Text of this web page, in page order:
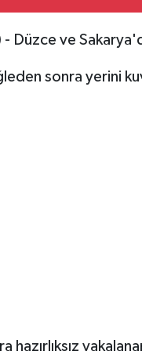
- Düzce ve
sonra yerini
hazırlıksız